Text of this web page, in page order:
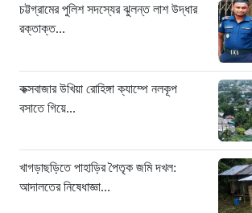
১৩ ঘণ্টা আগে
প্রধানমন্ত্রী তারেক
হাইকমিশনারের
১৩ ঘণ্টা আগে
শিক্ষায় নারীদের
সৌদি আরবে
শ্রমিকের মৃত্যু
চট্টগ্রামের পুলিশ সদস্যের ঝুলন্ত লাশ উদ্ধার
রক্তাক্ত...
কক্সবাজার উখিয়া রোহিঙ্গা ক্যাম্পে নলকূপ
বসাতে গিয়ে...
খাগড়াছড়িতে পাহাড়ির পৈতৃক জমি দখল:
আদালতের নিষেধাজ্ঞা...